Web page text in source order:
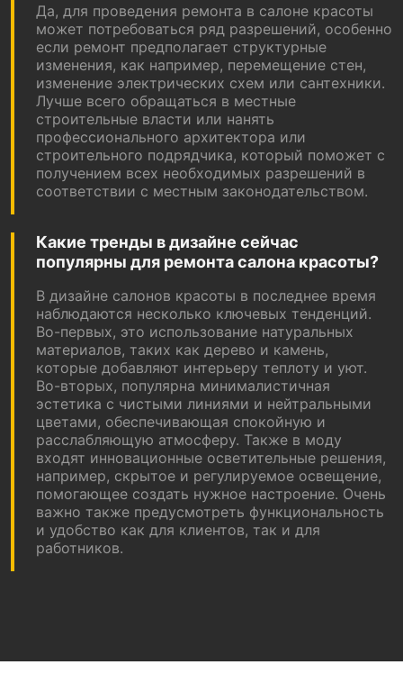
Да, для проведения ремонта в салоне красоты
может потребоваться ряд разрешений, особенно
если ремонт предполагает структурные
изменения, как например, перемещение стен,
изменение электрических схем или сантехники.
Лучше всего обращаться в местные
строительные власти или нанять
профессионального архитектора или
строительного подрядчика, который поможет с
получением всех необходимых разрешений в
соответствии с местным законодательством.
Какие тренды в дизайне сейчас
популярны для ремонта салона красоты?
В дизайне салонов красоты в последнее время
наблюдаются несколько ключевых тенденций.
Во-первых, это использование натуральных
материалов, таких как дерево и камень,
которые добавляют интерьеру теплоту и уют.
Во-вторых, популярна минималистичная
эстетика с чистыми линиями и нейтральными
цветами, обеспечивающая спокойную и
расслабляющую атмосферу. Также в моду
входят инновационные осветительные решения,
например, скрытое и регулируемое освещение,
помогающее создать нужное настроение. Очень
важно также предусмотреть функциональность
и удобство как для клиентов, так и для
работников.